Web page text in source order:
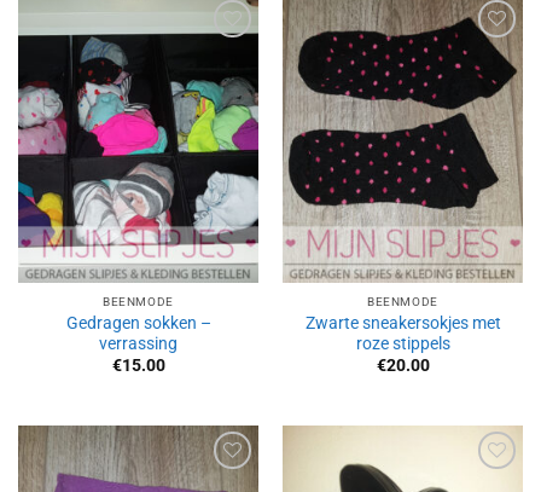
toevoegen
BEENMODE
Gedragen sokken –
verrassing
€15.00
Aan
verlanglijst
toevoegen
BEENMODE
Zwarte sneakersokjes met
roze stippels
€20.00
Aan